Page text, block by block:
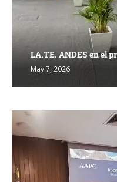
LA.TE. ANDES en el
May 7, 2026